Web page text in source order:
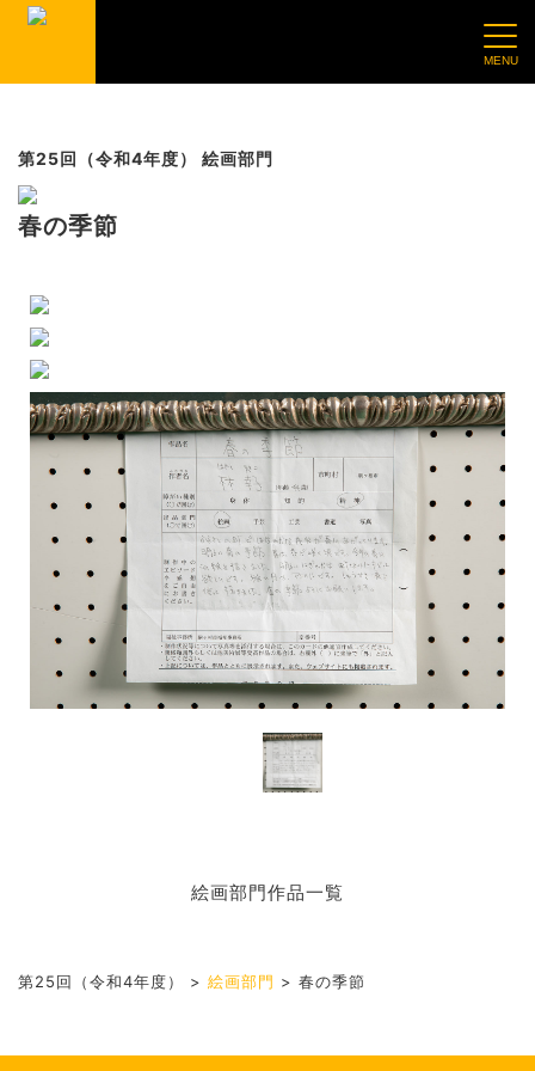
第25回（令和4年度） 絵画部門
春の季節
絵画部門作品一覧
第25回（令和4年度） > 絵画部門 > 春の季節